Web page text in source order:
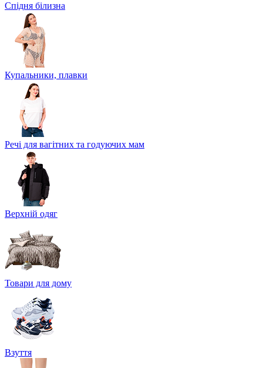
Спідня білизна
Купальники, плавки
Речі для вагітних та годуючих мам
Верхній одяг
Товари для дому
Взуття